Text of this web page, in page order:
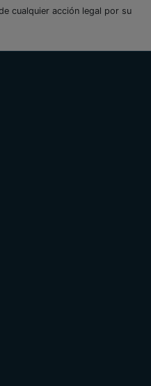
cualquier acción legal por su